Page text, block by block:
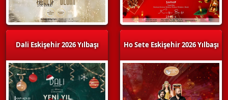
Dali Eskişehir 2026 Yılbaşı Ho Sete Eskişehir 2026 Yılbaşı